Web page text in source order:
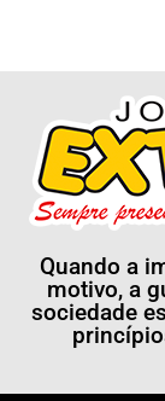
Quando a
motivo, a
sociedade